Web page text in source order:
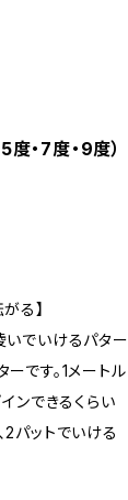
・7度・9度）
る】
いでいけるパター
です。1メートル
ンできるくらい
パットでいける